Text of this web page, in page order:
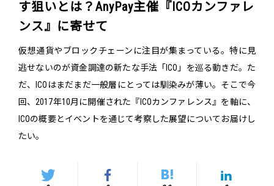
す狙いとは？AnyPay主催『ICOカンファレ
ンス』に寄せて
仮想通貨やブロックチェーンに注目が集まっている。特に見
逃せないのが資金調達の新たな手法「ICO」を巡る動きだ。た
だ、ICOはまだまだ一般層にとっては馴染みが薄い。そこで今
回、2017年10月に開催された『ICOカンファレンス』を軸に、
ICOの概要とイベントを通じて考察した展望についてお届けし
たい。